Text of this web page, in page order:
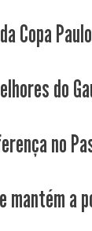
Copa
do
no
mantém a